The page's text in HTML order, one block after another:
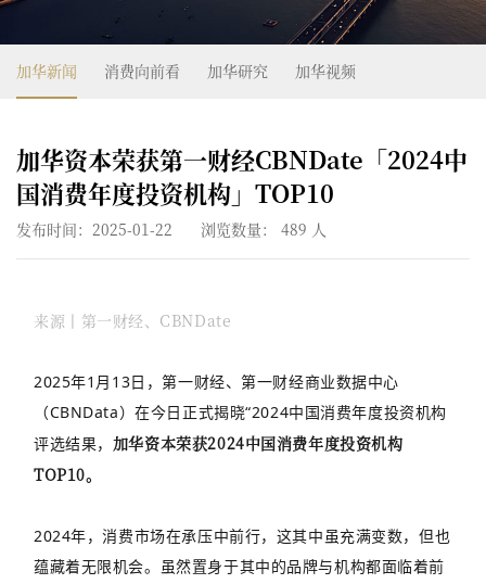
加华新闻 消费向前看 加华研究 加华视频
加华资本荣获第一财经CBNDate「2024中
国消费年度投资机构」TOP10
发布时间：2025-01-22 浏览数量： 489 人
来源丨第一财经、CBNDate
2025年1月13日，第一财经、第一财经商业数据中心
（CBNData）在今日正式揭晓“2024中国消费年度投资机构
评选结果， 加华资本荣获2024中国消费年度投资机构
TOP10。
2024年，消费市场在承压中前行，这其中虽充满变数，但也
蕴藏着无限机会。虽然置身于其中的品牌与机构都面临着前